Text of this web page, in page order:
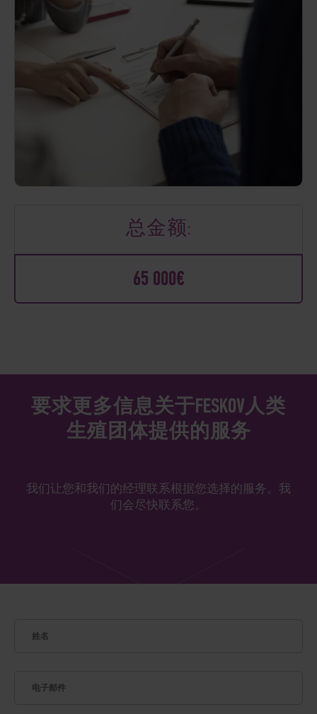
总金额:
65 000€
要求更多信息关于FESKOV人类
生殖团体提供的服务
我们让您和我们的经理联系根据您选择的服务。我
们会尽快联系您。